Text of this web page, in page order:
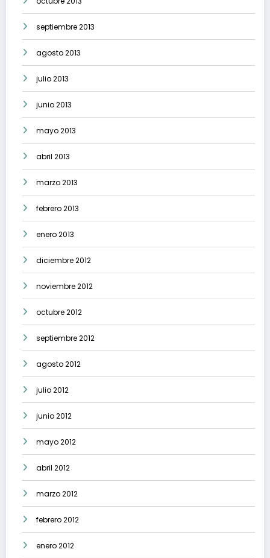
septiembre 2013
agosto 2013
julio 2013
junio 2013
mayo 2013
abril 2013
marzo 2013
febrero 2013
enero 2013
diciembre 2012
noviembre 2012
octubre 2012
septiembre 2012
agosto 2012
julio 2012
junio 2012
mayo 2012
abril 2012
marzo 2012
febrero 2012
enero 2012